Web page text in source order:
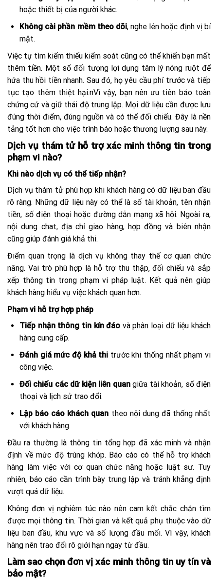
hoặc thiết bị của người khác.
Không cài phần mềm theo dõi, nghe lén hoặc định vị bí
mật.
Việc tự tìm kiếm thiếu kiểm soát cũng có thể khiến bạn mất
thêm tiền. Một số đối tượng lợi dụng tâm lý nóng ruột để
hứa thu hồi tiền nhanh. Sau đó, họ yêu cầu phí trước và tiếp
tục tạo thêm thiệt hại.nVì vậy, bạn nên ưu tiên bảo toàn
chứng cứ và giữ thái độ trung lập. Mọi dữ liệu cần được lưu
đúng thời điểm, đúng nguồn và có thể đối chiếu. Đây là nền
tảng tốt hơn cho việc trình báo hoặc thương lượng sau này.
Dịch vụ thám tử hỗ trợ xác minh thông tin trong
phạm vi nào?
Khi nào dịch vụ có thể tiếp nhận?
Dịch vụ thám tử phù hợp khi khách hàng có dữ liệu ban đầu
rõ ràng. Những dữ liệu này có thể là số tài khoản, tên nhận
tiền, số điện thoại hoặc đường dẫn mạng xã hội. Ngoài ra,
nội dung chat, địa chỉ giao hàng, hợp đồng và biên nhận
cũng giúp đánh giá khả thi.
Điểm quan trọng là dịch vụ không thay thế cơ quan chức
năng. Vai trò phù hợp là hỗ trợ thu thập, đối chiếu và sắp
xếp thông tin trong phạm vi pháp luật. Kết quả nên giúp
khách hàng hiểu vụ việc khách quan hơn.
Phạm vi hỗ trợ hợp pháp
Tiếp nhận thông tin kín đáo và phân loại dữ liệu khách
hàng cung cấp.
Đánh giá mức độ khả thi trước khi thống nhất phạm vi
công việc.
Đối chiếu các dữ kiện liên quangiữa tài khoản, số điện
thoại và lịch sử trao đổi.
Lập báo cáo khách quan theo nội dung đã thống nhất
với khách hàng.
Đầu ra thường là thông tin tổng hợp đã xác minh và nhận
định về mức độ trùng khớp. Báo cáo có thể hỗ trợ khách
hàng làm việc với cơ quan chức năng hoặc luật sư. Tuy
nhiên, báo cáo cần trình bày trung lập và tránh khẳng định
vượt quá dữ liệu.
Không đơn vị nghiêm túc nào nên cam kết chắc chắn tìm
được mọi thông tin. Thời gian và kết quả phụ thuộc vào dữ
liệu ban đầu, khu vực và số lượng đầu mối. Vì vậy, khách
hàng nên trao đổi rõ giới hạn ngay từ đầu.
Làm sao chọn đơn vị xác minh thông tin uy tín và
bảo mật?